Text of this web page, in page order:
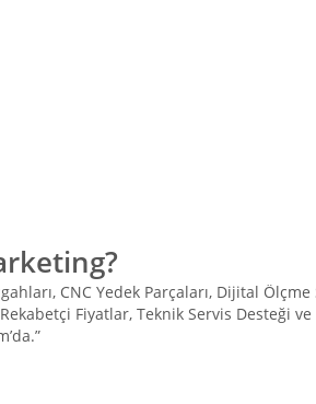
CNC Yedek Parçaları, Dijital
Fiyatlar, Teknik Servis Desteği